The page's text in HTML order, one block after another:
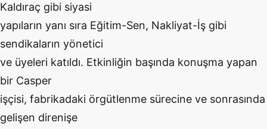
Kaldıraç gibi siyasi
yapıların yanı sıra Eğitim-Sen, Nakliyat-İş gibi
sendikaların yönetici
ve üyeleri katıldı. Etkinliğin başında konuşma yapan
bir Casper
işçisi, fabrikadaki örgütlenme sürecine ve sonrasında
gelişen direnişe